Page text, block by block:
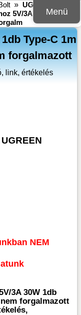
Menü
» UGREEN
5V/3A 30W 1db
Type-C 1m
forgalmazott
link, értékelés
NEM
3A 30W 1db
nem forgalmazott